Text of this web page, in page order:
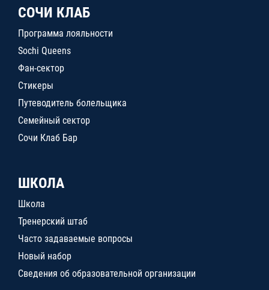
СОЧИ КЛАБ
Программа лояльности
Sochi Queens
Фан-сектор
Стикеры
Путеводитель болельщика
Семейный сектор
Сочи Клаб Бар
ШКОЛА
Школа
Тренерский штаб
Часто задаваемые вопросы
Новый набор
Сведения об образовательной организации